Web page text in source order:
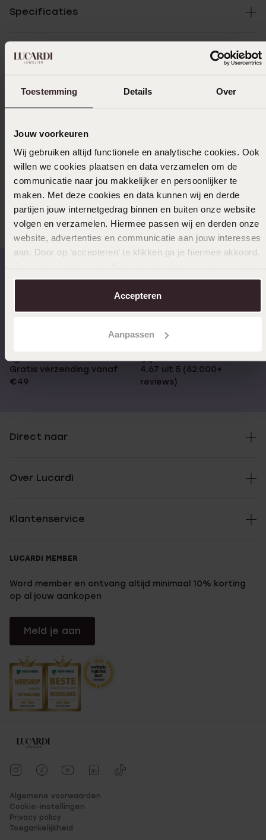
Toestemming Details Over
Jouw voorkeuren
Wij gebruiken altijd functionele en analytische cookies. Ook
willen we cookies plaatsen en data verzamelen om de
communicatie naar jou makkelijker en persoonlijker te
maken. Met deze cookies en data kunnen wij en derde
partijen jouw internetgedrag binnen en buiten onze website
volgen en verzamelen. Hiermee passen wij en derden onze
website, advertenties en communicatie aan jouw interesses
aan. Door op ‘accepteren’ te klikken ga je hiermee akkoord.
over in onscookiebeleid.
Accepteren
Aanpassen
Specificaties
Bezorging & retourneren
Uitverkocht
Ook leuk voor jou
Anderen kochten ook
Op werkdagen voor 17:00
14 dagen retourneren
Gratis verzending vanaf
€49
4,67 uit 5 (82.000+
reviews)
Direct naar
Over Lucardi
Klantenservice
LUCARDI MEMBER
Word member en ontvang altijd minimaal 10% korting
op al jouw aankopen
Meld je aan
Algemene voorwaarden
Cookie-instellingen
Privacy policy
Toegankelijkheid